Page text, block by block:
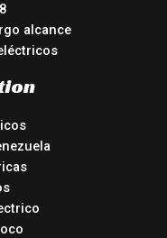
alcance